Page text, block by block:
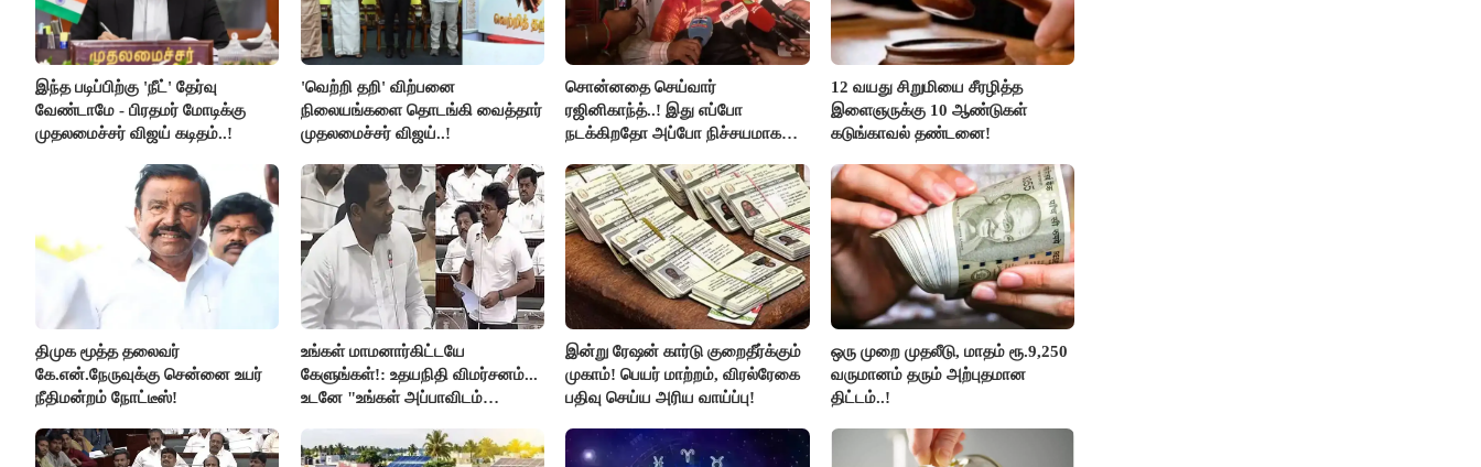
இந்த படிப்பிற்கு 'நீட்' தேர்வு
வேண்டாமே - பிரதமர் மோடிக்கு
முதலமைச்சர் விஜய் கடிதம்..!
'வெற்றி தறி' விற்பனை
நிலையங்களை தொடங்கி வைத்தார்
முதலமைச்சர் விஜய்..!
சொன்னதை செய்வார்
ரஜினிகாந்த்..! இது எப்போ
நடக்கிறதோ அப்போ நிச்சயமாக
ரஜினிகாந்த்..!
12 வயது சிறுமியை சீரழித்த
இளைஞருக்கு 10 ஆண்டுகள்
கடுங்காவல் தண்டனை!
திமுக மூத்த தலைவர்
கே.என்.நேருவுக்கு சென்னை உயர்
நீதிமன்றம் நோட்டீஸ்!
உங்கள் மாமனார்கிட்டயே
கேளுங்கள்!: உதயநிதி விமர்சனம்...
உடனே "உங்கள் அப்பாவிடம்
பதிலடி!
இன்று ரேஷன் கார்டு குறைதீர்க்கும்
முகாம்! பெயர் மாற்றம், விரல்ரேகை
பதிவு செய்ய அரிய வாய்ப்பு!
ஒரு முறை முதலீடு, மாதம் ரூ.9,250
வருமானம் தரும் அற்புதமான
திட்டம்..!